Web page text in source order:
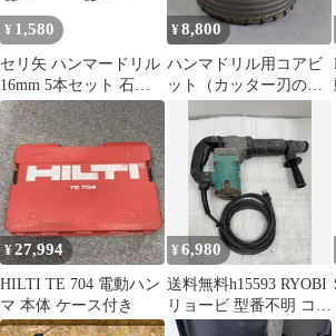
¥ 1,580
セリ矢 ハンマードリル
16mm 5本セット 石割
り コンクリート DIY 工
具 ゴムパッキン カスタ
ム 交換 修理 管理E4
¥8,800
ハンマドリル用コアビ
ット（カッター刃の
¥27,994
HILTI TE 704 電動ハン
マ 本体 ケース付き
¥6,980
送料無料h15593 RYOBI
リョービ 型番不明 コン
クリートハンマ 工具 大